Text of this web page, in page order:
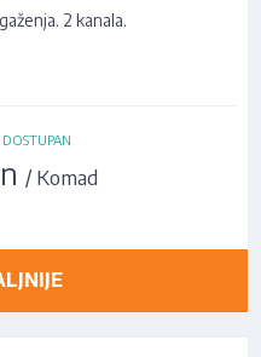
2 kanala.
/ Komad